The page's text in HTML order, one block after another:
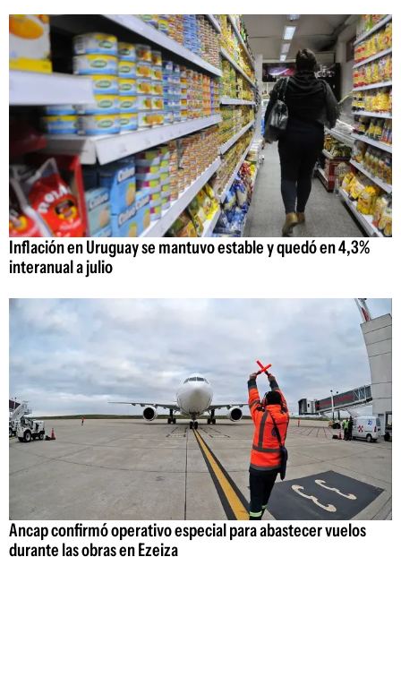
Inflación en Uruguay se mantuvo estable y quedó en 4,3%
interanual a julio
Ancap confirmó operativo especial para abastecer vuelos
durante las obras en Ezeiza